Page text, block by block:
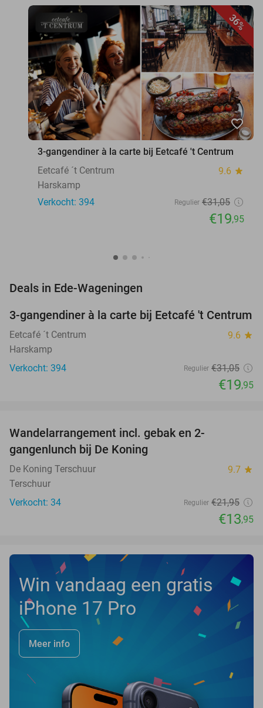
36%
favorite_border
3-gangendiner à la carte bij Eetcafé 't Centrum
Eetcafé ´t Centrum
9.6 star
Harskamp
Verkocht: 394
Regulier €31,05
€19,95
Deals in Ede-Wageningen
36%
3-gangendiner à la carte bij Eetcafé 't Centrum
Eetcafé ´t Centrum 9.6 star
Harskamp
Verkocht: 394
Regulier €31,05
€19,95
TODAY
Wandelarrangement incl. gebak en 2-
gangenlunch bij De Koning
De Koning Terschuur 9.7 star
Terschuur
Verkocht: 34
Regulier €21,95
€13,95
Win vandaag een gratis
iPhone 17 Pro
Meer info